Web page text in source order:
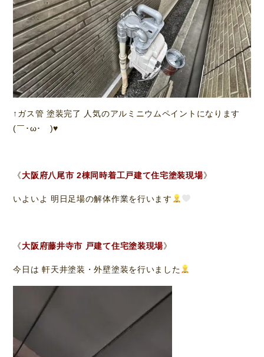
↑ガス管 塗装完了 人気のアルミニウムペイントになります
(￣･ω･￣)♥️
《大阪府八尾市 2棟同時着工戸建て住宅塗装現場》
いよいよ 明日足場の解体作業を行います
《大阪府藤井寺市 戸建て住宅塗装現場》
今日は 軒天井塗装・外壁塗装を行いました